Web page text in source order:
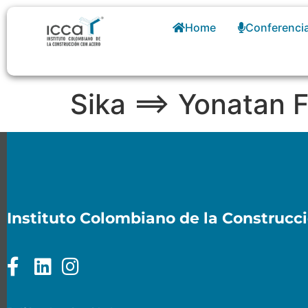
Home
Sika ==> Yonatan
Instituto Colombiano de la